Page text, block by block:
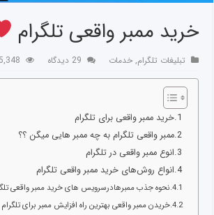
خرید ممبر واقعی تلگرام
تبلیغات تلگرام,خدمات 29 دیدگاه 5,348 بازدید
خرید ممبر واقعی برای تلگرام
ممبر واقعی تلگرام به چه ممبر هایی میگن ؟؟
انوع ممبر واقعی در تلگرام
انواع روش‌های خرید ممبر واقعی تلگرام
نحوه جذب ممبرهادرسرویس های خرید ممبر واقعی
خریدن ممبر واقعی بهترین راه افزایش ممبر برای تلگرام